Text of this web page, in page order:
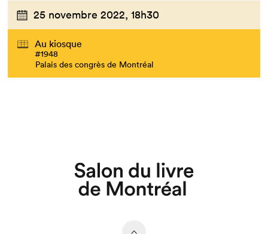
25 novembre 2022, 18h30
Au kiosque
#1948
Palais des congrès de Montréal